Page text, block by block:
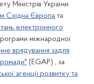
Міністрів України.
Східна Європа та
електронного
міжнародної
врядування задля
(EGAP) , за
агенції розвитку та